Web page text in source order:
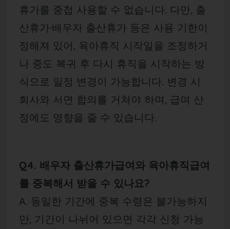
휴가를 중첩 사용할 수 없습니다. 다만, 출
산휴가·배우자 출산휴가 등은 사용 기한이
정해져 있어, 육아휴직 시작일을 조정하거
나 중도 복귀 후 다시 휴직을 시작하는 방
식으로 일정 변경이 가능합니다. 변경 시
회사와 서면 합의를 거쳐야 하며, 급여 산
정에도 영향을 줄 수 있습니다.
Q4. 배우자 출산휴가급여와 육아휴직급여
를 중복해서 받을 수 있나요?
A. 동일한 기간에 중복 수령은 불가능하지
만, 기간이 나뉘어 있으면 각각 신청 가능